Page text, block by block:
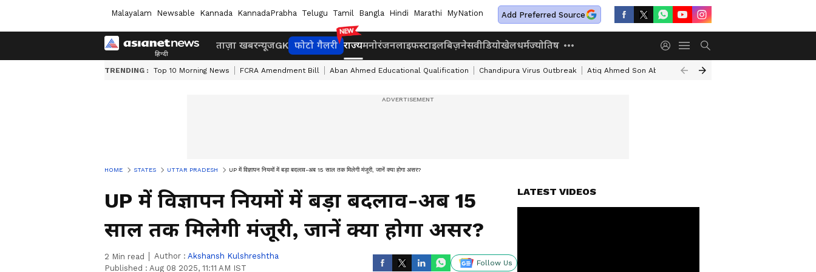
Malayalam Newsable Kannada KannadaPrabha Telugu Tamil Bangla Hindi Marathi MyNation Add Preferred Source
ताज़ा खबरन्यूजGK फोटो गैलरी राज्यमनोरंजनलाइफस्टाइलबिज़नेसवीडियोखेलधर्मज्योतिष
TRENDING : Top 10 Morning News FCRA Amendment Bill Aban Ahmed Educational Qualification Chandipura Virus Outbreak Atiq Ahmed Son Aban Ahmed Death
HOME STATES UTTAR PRADESH UP में विज्ञापन नियमों में बड़ा बदलाव-अब 15 साल तक मिलेगी मंजूरी, जानें क्या होगा असर?
UP में विज्ञापन नियमों में बड़ा बदलाव-अब 15
साल तक मिलेगी मंजूरी, जानें क्या होगा असर?
2 Min read Author : Akshansh Kulshreshtha
Published : Aug 08 2025, 11:11 AM IST
Follow Us
LATEST VIDEOS